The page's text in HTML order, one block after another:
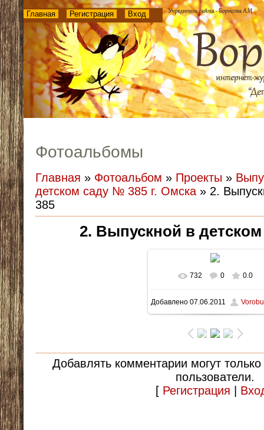
Главная Регистрация Вход
Фотоальбомы
Главная » Фотоальбом » Проекты »
детском саду № 385 г. Омска » 2.
385
2. Выпускной в
В реальном размере
1600x1200/ 208.1Kb
732 0 0.0
Добавлено 07.06.2011
Добавлять комментарии могут
пользователи.
[ Регистрация